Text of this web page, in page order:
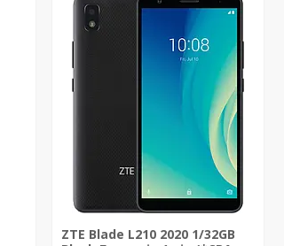
ZTE Blade L210 2020 1/32GB